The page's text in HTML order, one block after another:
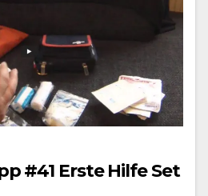
#41 Erste Hilfe Set